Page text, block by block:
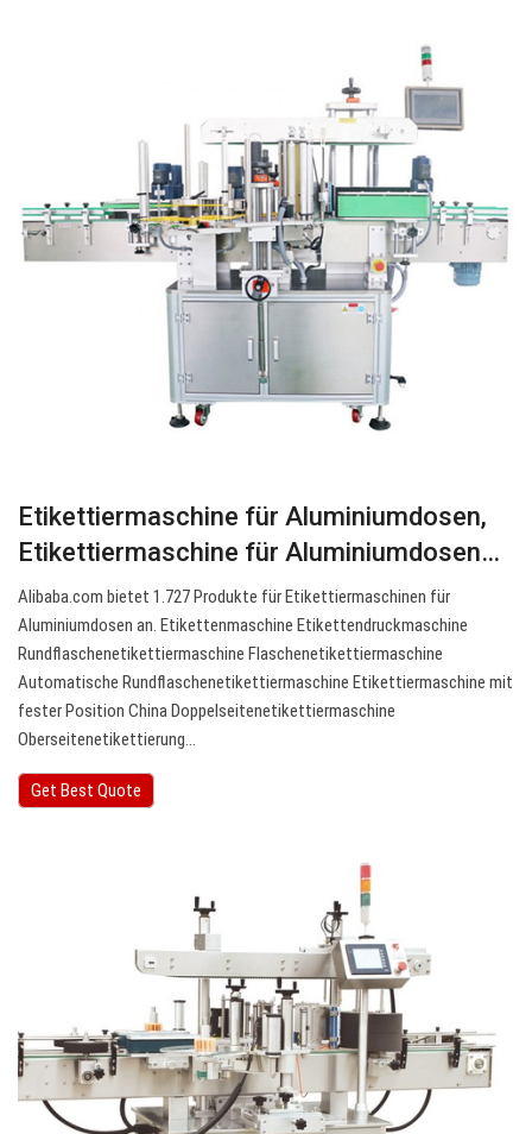
Etikettiermaschine für Aluminiumdosen,
Etikettiermaschine für Aluminiumdosen…
Alibaba.com bietet 1.727 Produkte für Etikettiermaschinen für
Aluminiumdosen an. Etikettenmaschine Etikettendruckmaschine
Rundflaschenetikettiermaschine Flaschenetikettiermaschine
Automatische Rundflaschenetikettiermaschine Etikettiermaschine mit
fester Position China Doppelseitenetikettiermaschine
Oberseitenetikettierung…
Get Best Quote